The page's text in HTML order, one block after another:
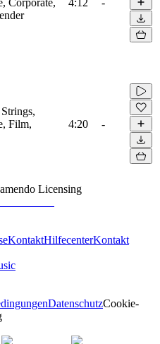
Film,
4:20 -
Licensing
KontaktHilfecenterKontakt
DatenschutzCookie-